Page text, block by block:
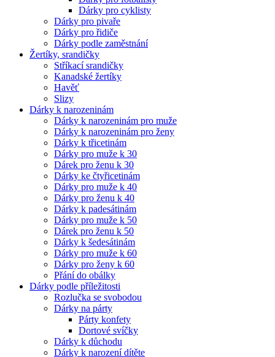
Dárky pro cyklisty
Dárky pro pivaře
Dárky pro řidiče
Dárky podle zaměstnání
Žertíky, srandičky
Stříkací srandičky
Kanadské žertíky
Havěť
Slizy
Dárky k narozeninám
Dárky k narozeninám pro muže
Dárky k narozeninám pro ženy
Dárky k třicetinám
Dárky pro muže k 30
Dárek pro ženu k 30
Dárky ke čtyřicetinám
Dárky pro muže k 40
Dárky pro ženu k 40
Dárky k padesátinám
Dárky pro muže k 50
Dárek pro ženu k 50
Dárky k šedesátinám
Dárky pro muže k 60
Dárky pro ženy k 60
Přání do obálky
Dárky podle příležitosti
Rozlučka se svobodou
Dárky na párty
Párty konfety
Dortové svíčky
Dárky k důchodu
Dárky k narození dítěte